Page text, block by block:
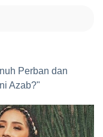
Perban dan
Azab?"